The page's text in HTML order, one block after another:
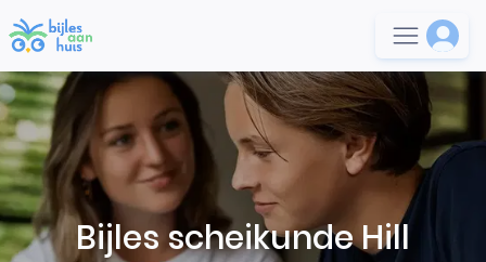
Bijles scheikunde Hill